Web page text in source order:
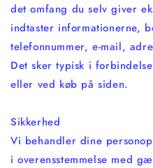
det omfang du selv giver
indtaster informationerne,
telefonnummer, e-mail,
Det sker typisk i
eller ved køb på siden.
Sikkerhed
Vi behandler dine
i overensstemmelse med